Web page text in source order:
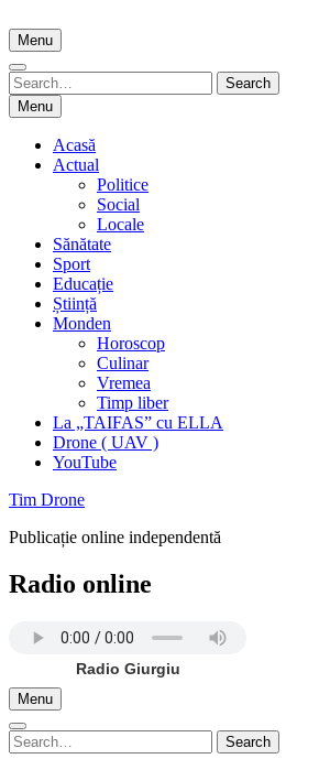
to
content
Menu
Search
for:
Search
Menu
Acasă
Actual
Politice
Social
Locale
Sănătate
Sport
Educație
Știință
Monden
Horoscop
Culinar
Vremea
Timp liber
La „TAIFAS” cu ELLA
Drone ( UAV )
YouTube
Tim Drone
Publicație online independentă
Radio online
Radio Giurgiu
Menu
Search
for:
Search